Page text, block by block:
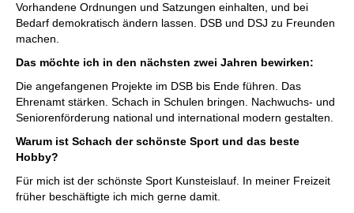
Vorhandene Ordnungen und Satzungen einhalten, und bei
Bedarf demokratisch ändern lassen. DSB und DSJ zu Freunden
machen.
Das möchte ich in den nächsten zwei Jahren bewirken:
Die angefangenen Projekte im DSB bis Ende führen. Das
Ehrenamt stärken. Schach in Schulen bringen. Nachwuchs- und
Seniorenförderung national und international modern gestalten.
Warum ist Schach der schönste Sport und das beste
Hobby?
Für mich ist der schönste Sport Kunsteislauf. In meiner Freizeit
früher beschäftigte ich mich gerne damit.